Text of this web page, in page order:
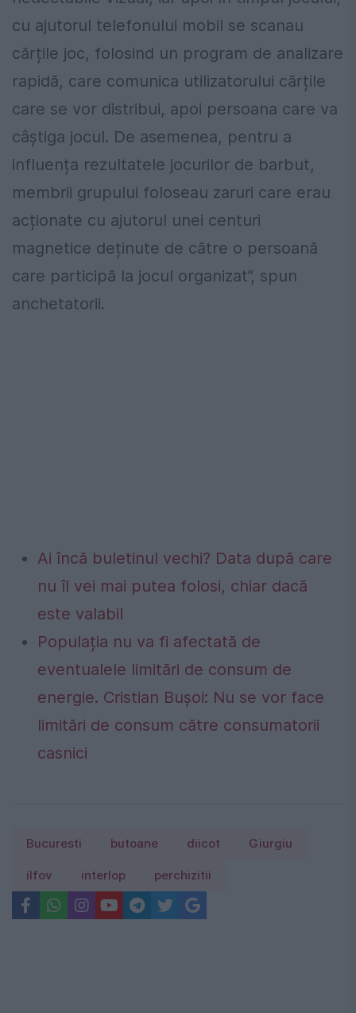
cu ajutorul telefonului mobil se scanau
cărțile joc, folosind un program de analizare
rapidă, care comunica utilizatorului cărțile
care se vor distribui, apoi persoana care va
câștiga jocul. De asemenea, pentru a
influența rezultatele jocurilor de barbut,
membrii grupului foloseau zaruri care erau
acționate cu ajutorul unei centuri
magnetice deținute de către o persoană
care participă la jocul organizat”, spun
anchetatorii.
Ai încă buletinul vechi? Data după care
nu îl vei mai putea folosi, chiar dacă
este valabil
Populația nu va fi afectată de
eventualele limitări de consum de
energie. Cristian Bușoi: Nu se vor face
limitări de consum către consumatorii
casnici
Bucuresti butoane diicot Giurgiu
ilfov interlop perchizitii